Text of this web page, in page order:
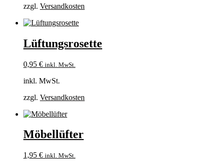
zzgl. Versandkosten
Lüftungsrosette
0,95 € inkl. MwSt.
inkl. MwSt.
zzgl. Versandkosten
Möbellüfter
1,95 € inkl. MwSt.